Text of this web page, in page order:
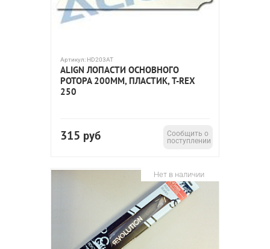
Артикул: HD203AT
ALIGN ЛОПАСТИ ОСНОВНОГО
РОТОРА 200ММ, ПЛАСТИК, T-REX
250
315 руб
Сообщить о
поступлении
Нет в наличии